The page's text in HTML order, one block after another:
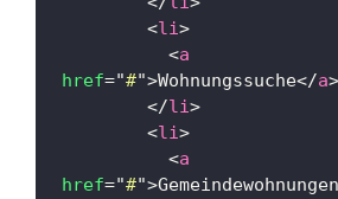
<li>
<a
href="#">Wohnungssuche</a>
</li>
<li>
<a
href="#">Gemeindewohnungen